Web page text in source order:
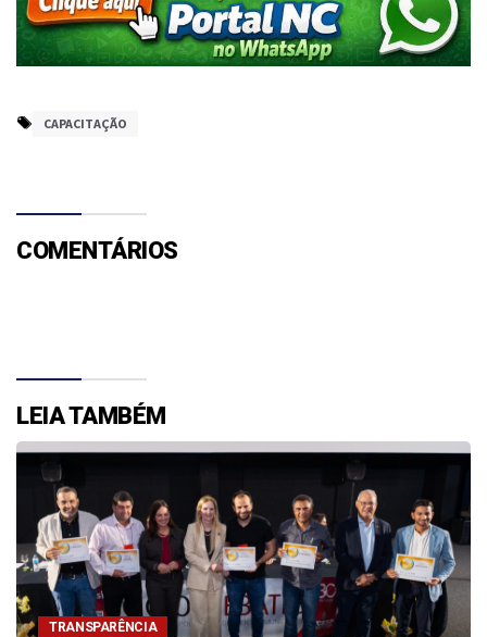
CAPACITAÇÃO
COMENTÁRIOS
LEIA TAMBÉM
TRANSPARÊNCIA